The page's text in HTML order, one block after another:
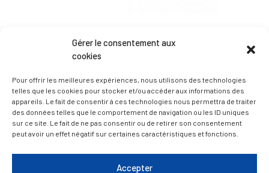
Gérer le consentement aux
cookies
Pour offrir les meilleures expériences, nous utilisons des technologies
telles que les cookies pour stocker et/ou accéder aux informations des
appareils. Le fait de consentir à ces technologies nous permettra de traiter
des données telles que le comportement de navigation ou les ID uniques
sur ce site. Le fait de ne pas consentir ou de retirer son consentement
peut avoir un effet négatif sur certaines caractéristiques et fonctions.
Accepter
Esplanade Charles de Gaulle
05 56 61 10 11
mairie@lareole.fr
Du lundi au jeudi inclus : 8h30 à 12h30 et 13h30 à
17h00
Vendredi : 9h00 à 12h00